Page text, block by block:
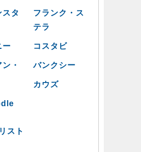
スタ
フランク・ス
テラ
ー コスタビ
・
バンクシー
カウズ
スト